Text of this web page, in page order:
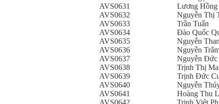
AVS0631
Lương Hồng
AVS0632
Nguyễn Thị
AVS0633
Trần Tuấn
AVS0634
Đào Quốc
AVS0635
Nguyễn
AVS0636
Nguyễn
AVS0637
Nguyễn Đức
AVS0638
Trịnh Thị
AVS0639
Trịnh Đức
AVS0640
Nguyễn
AVS0641
Hoàng Thu
AVS0642
Trịnh Việt